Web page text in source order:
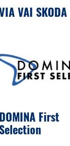
VAI SKODA
DOMINA First
Selection